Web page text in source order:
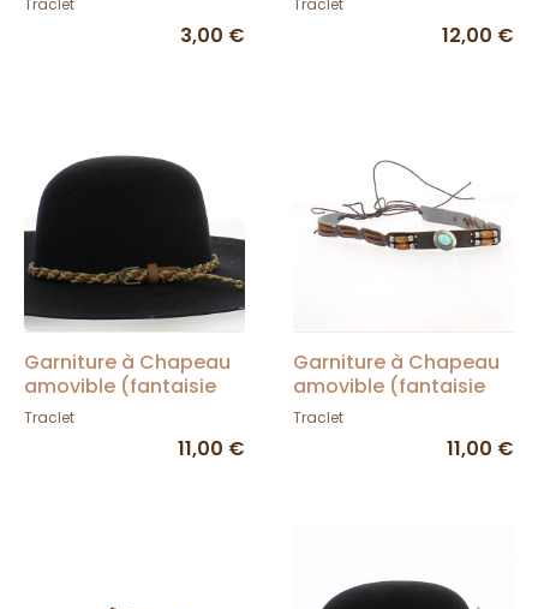
3,00 € 12,00 €
Garniture à Chapeau
amovible (fantaisie
tresses marron) -
Traclet
11,00 €
Garniture à Chapeau
amovible (fantaisie
perle bois et bleu) -
Traclet
11,00 €